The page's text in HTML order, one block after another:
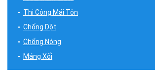
Thi Công Mái Tôn
Chống Dột
Chống Nóng
Máng Xối